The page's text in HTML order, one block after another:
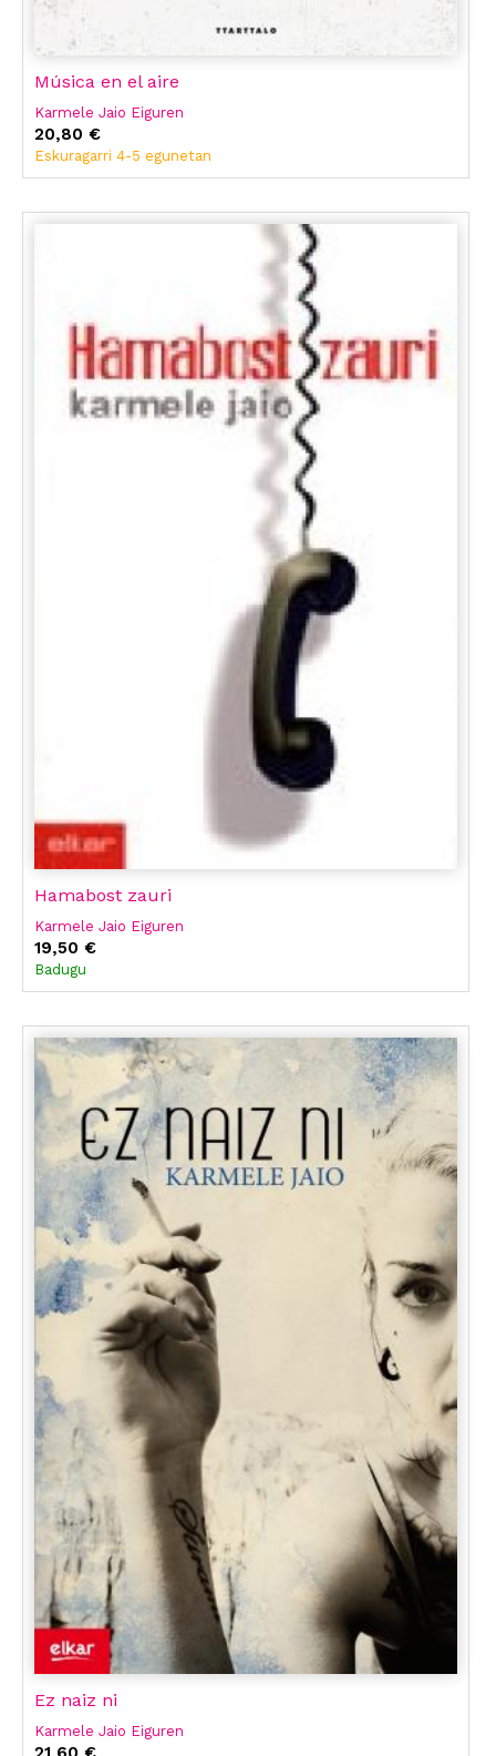
Música en el aire
Karmele Jaio Eiguren
20,80 €
Eskuragarri 4-5 egunetan
Hamabost zauri
Karmele Jaio Eiguren
19,50 €
Badugu
Ez naiz ni
Karmele Jaio Eiguren